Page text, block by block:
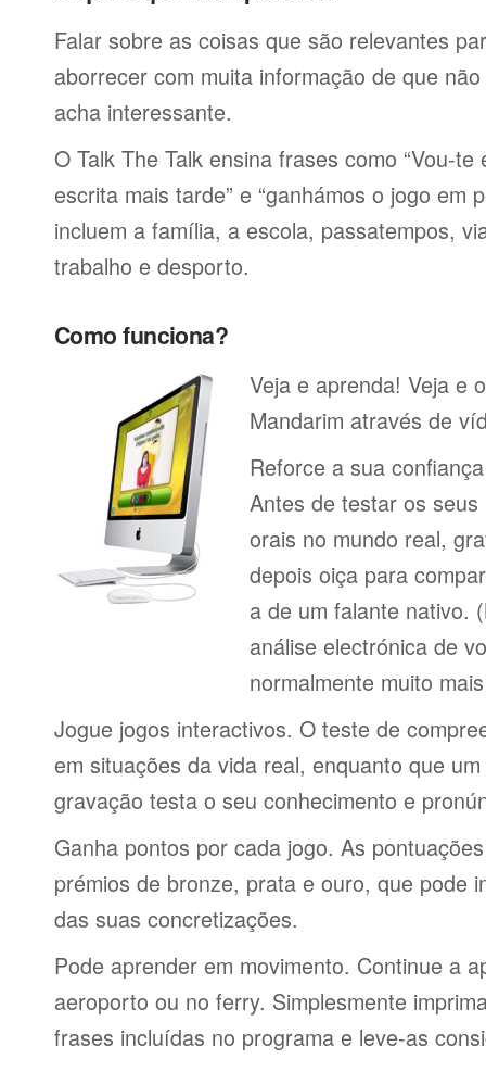
Falar sobre as coisas que são relevantes
aborrecer com muita informação de que
acha interessante.
O Talk The Talk ensina frases como “Vou-
escrita mais tarde” e “ganhámos o jogo em
incluem a família, a escola, passatempos,
trabalho e desporto.
Como funciona?
Veja e aprenda! Veja e
Mandarim através de
Reforce a sua
Antes de testar os
orais no mundo real,
depois oiça para
a de um falante nativo.
análise electrónica de
normalmente muito
Jogue jogos interactivos. O teste de
em situações da vida real, enquanto que
gravação testa o seu conhecimento e
Ganha pontos por cada jogo. As
prémios de bronze, prata e ouro, que pode
das suas concretizações.
Pode aprender em movimento. Continue a
aeroporto ou no ferry. Simplesmente
frases incluídas no programa e leve-as